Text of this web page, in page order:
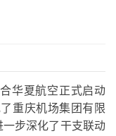
华夏航空正式启动
重庆机场集团有限
步深化了干支联动